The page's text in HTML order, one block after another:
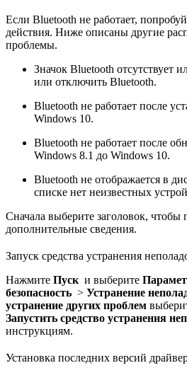
Если Bluetooth не работает,
действия. Ниже описаны другие
проблемы.
Значок Bluetooth отсутствует
или отключить Bluetooth.
Bluetooth не работает после
Windows 10.
Bluetooth не работает после
Windows 8.1 до Windows 10.
Bluetooth не отображается в
списке нет неизвестных
Сначала выберите заголовок, чтобы
дополнительные сведения.
Запуск средства устранения
Нажмите Пуск и выберите
безопасность > Устранение
устранение других проблем
Запустить средство устранения
инструкциям.
Установка последних версий